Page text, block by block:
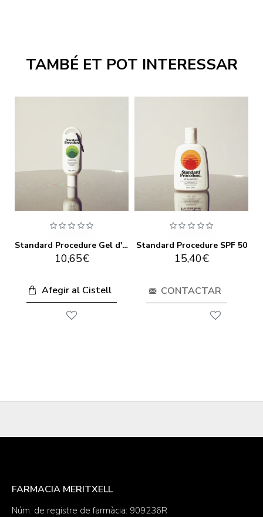
TAMBÉ ET POT INTERESSAR
Standard Procedure Gel d'Aloe Vera
10,65€
Afegir al Cistell
Standard Procedure SPF 50
15,40€
CONTACTAR
FARMACIA MERITXELL
Núm. de registre de farmàcia: 909236R